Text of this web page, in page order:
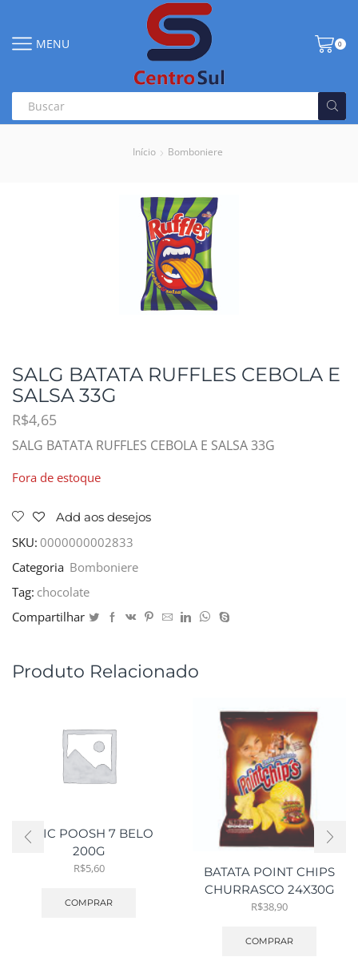
MENU 0
Início Bomboniere
SALG BATATA RUFFLES CEBOLA E
SALSA 33G
R$4,65
SALG BATATA RUFFLES CEBOLA E SALSA 33G
Fora de estoque
Add aos desejos
SKU: 0000000002833
Categoria Bomboniere
Tag: chocolate
Compartilhar
Produto Relacionado
CHIC POOSH 7 BELO
200G
R$5,60
COMPRAR
BATATA POINT CHIPS
CHURRASCO 24X30G
R$38,90
COMPRAR